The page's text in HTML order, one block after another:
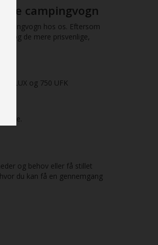
campingvogn
hos os. Eftersom
og de mere prisvenlige,
LUX og 750 UFK
og behov eller få stillet
du kan få en gennemgang